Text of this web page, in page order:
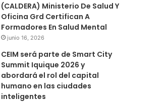
(CALDERA) Ministerio De Salud Y
Oficina Grd Certifican A
Formadores En Salud Mental
junio 16, 2026
CEIM será parte de Smart City
Summit Iquique 2026 y
abordará el rol del capital
humano en las ciudades
inteligentes